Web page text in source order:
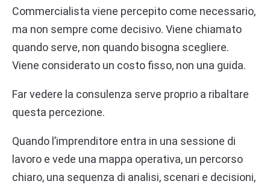
Commercialista viene percepito come necessario,
ma non sempre come decisivo. Viene chiamato
quando serve, non quando bisogna scegliere.
Viene considerato un costo fisso, non una guida.
Far vedere la consulenza serve proprio a ribaltare
questa percezione.
Quando l’imprenditore entra in una sessione di
lavoro e vede una mappa operativa, un percorso
chiaro, una sequenza di analisi, scenari e decisioni,